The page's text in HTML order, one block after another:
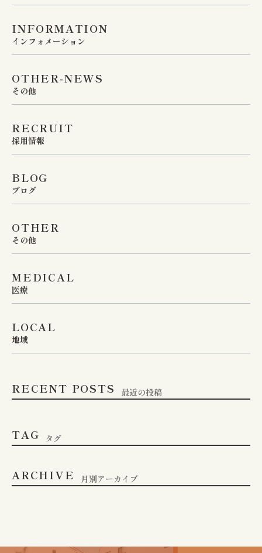
INFORMATION
インフォメーション
OTHER-NEWS
その他
RECRUIT
採用情報
BLOG
ブログ
OTHER
その他
MEDICAL
医療
LOCAL
地域
RECENT POSTS 最近の投稿
TAG タグ
ARCHIVE 月別アーカイブ